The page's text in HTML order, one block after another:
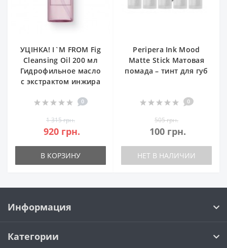
УЦІНКА! I`M FROM Fig
Cleansing Oil 200 мл
Гидрофильное масло
с экстрактом инжира
0
1 315 грн.
920 грн.
В КОРЗИНУ
Peripera Ink Mood
Matte Stick Матовая
помада – тинт для губ
0
505 грн.
100 грн.
НЕТ В НАЛИЧИИ
Информация
Категории